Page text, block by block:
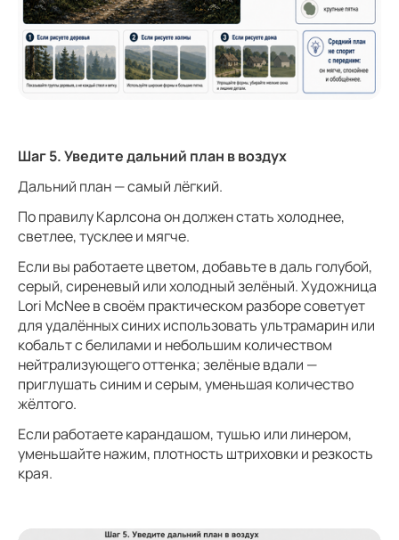
Шаг 5. Уведите дальний план в воздух
Дальний план — самый лёгкий.
По правилу Карлсона он должен стать холоднее,
светлее, тусклее и мягче.
Если вы работаете цветом, добавьте в даль голубой,
серый, сиреневый или холодный зелёный. Художница
Lori McNee в своём практическом разборе советует
для удалённых синих использовать ультрамарин или
кобальт с белилами и небольшим количеством
нейтрализующего оттенка; зелёные вдали —
приглушать синим и серым, уменьшая количество
жёлтого.
Если работаете карандашом, тушью или линером,
уменьшайте нажим, плотность штриховки и резкость
края.